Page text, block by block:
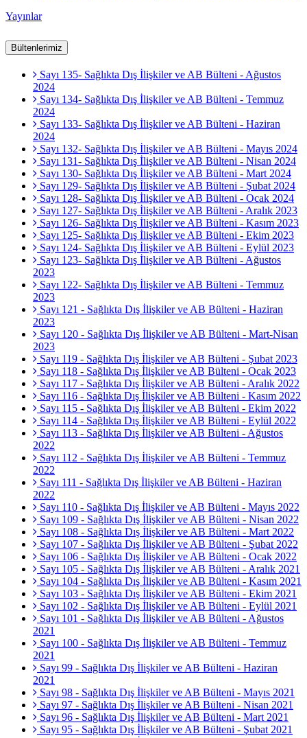
Yayınlar
Bültenlerimiz
Sayı 135- Sağlıkta Dış İlişkiler ve AB Bülteni - Ağustos
2024
Sayı 134- Sağlıkta Dış İlişkiler ve AB Bülteni - Temmuz
2024
Sayı 133- Sağlıkta Dış İlişkiler ve AB Bülteni - Haziran
2024
Sayı 132- Sağlıkta Dış İlişkiler ve AB Bülteni - Mayıs 2024
Sayı 131- Sağlıkta Dış İlişkiler ve AB Bülteni - Nisan 2024
Sayı 130- Sağlıkta Dış İlişkiler ve AB Bülteni - Mart 2024
Sayı 129- Sağlıkta Dış İlişkiler ve AB Bülteni - Şubat 2024
Sayı 128- Sağlıkta Dış İlişkiler ve AB Bülteni - Ocak 2024
Sayı 127- Sağlıkta Dış İlişkiler ve AB Bülteni - Aralık 2023
Sayı 126- Sağlıkta Dış İlişkiler ve AB Bülteni - Kasım 2023
Sayı 125- Sağlıkta Dış İlişkiler ve AB Bülteni - Ekim 2023
Sayı 124- Sağlıkta Dış İlişkiler ve AB Bülteni - Eylül 2023
Sayı 123- Sağlıkta Dış İlişkiler ve AB Bülteni - Ağustos
2023
Sayı 122- Sağlıkta Dış İlişkiler ve AB Bülteni - Temmuz
2023
Sayı 121 - Sağlıkta Dış İlişkiler ve AB Bülteni - Haziran
2023
Sayı 120 - Sağlıkta Dış İlişkiler ve AB Bülteni - Mart-Nisan
2023
Sayı 119 - Sağlıkta Dış İlişkiler ve AB Bülteni - Şubat 2023
Sayı 118 - Sağlıkta Dış İlişkiler ve AB Bülteni - Ocak 2023
Sayı 117 - Sağlıkta Dış İlişkiler ve AB Bülteni - Aralık 2022
Sayı 116 - Sağlıkta Dış İlişkiler ve AB Bülteni - Kasım 2022
Sayı 115 - Sağlıkta Dış İlişkiler ve AB Bülteni - Ekim 2022
Sayı 114 - Sağlıkta Dış İlişkiler ve AB Bülteni - Eylül 2022
Sayı 113 - Sağlıkta Dış İlişkiler ve AB Bülteni - Ağustos
2022
Sayı 112 - Sağlıkta Dış İlişkiler ve AB Bülteni - Temmuz
2022
Sayı 111 - Sağlıkta Dış İlişkiler ve AB Bülteni - Haziran
2022
Sayı 110 - Sağlıkta Dış İlişkiler ve AB Bülteni - Mayıs 2022
Sayı 109 - Sağlıkta Dış İlişkiler ve AB Bülteni - Nisan 2022
Sayı 108 - Sağlıkta Dış İlişkiler ve AB Bülteni - Mart 2022
Sayı 107 - Sağlıkta Dış İlişkiler ve AB Bülteni - Şubat 2022
Sayı 106 - Sağlıkta Dış İlişkiler ve AB Bülteni - Ocak 2022
Sayı 105 - Sağlıkta Dış İlişkiler ve AB Bülteni - Aralık 2021
Sayı 104 - Sağlıkta Dış İlişkiler ve AB Bülteni - Kasım 2021
Sayı 103 - Sağlıkta Dış İlişkiler ve AB Bülteni - Ekim 2021
Sayı 102 - Sağlıkta Dış İlişkiler ve AB Bülteni - Eylül 2021
Sayı 101 - Sağlıkta Dış İlişkiler ve AB Bülteni - Ağustos
2021
Sayı 100 - Sağlıkta Dış İlişkiler ve AB Bülteni - Temmuz
2021
Sayı 99 - Sağlıkta Dış İlişkiler ve AB Bülteni - Haziran
2021
Sayı 98 - Sağlıkta Dış İlişkiler ve AB Bülteni - Mayıs 2021
Sayı 97 - Sağlıkta Dış İlişkiler ve AB Bülteni - Nisan 2021
Sayı 96 - Sağlıkta Dış İlişkiler ve AB Bülteni - Mart 2021
Sayı 95 - Sağlıkta Dış İlişkiler ve AB Bülteni - Şubat 2021